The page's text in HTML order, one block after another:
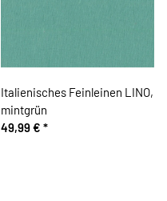
Italienisches Feinleinen LINO,
mintgrün
49,99 € *